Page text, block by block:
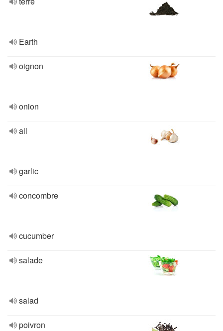
Earth
oignon
onion
ail
garlic
concombre
cucumber
salade
salad
poivron